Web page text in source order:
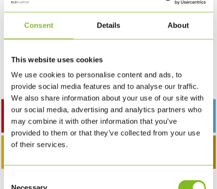
Consent Details About
This website uses cookies
We use cookies to personalise content and ads, to
provide social media features and to analyse our traffic.
We also share information about your use of our site with
our social media, advertising and analytics partners who
may combine it with other information that you’ve
provided to them or that they’ve collected from your use
of their services.
ALLE PRODUKTER
Find produkter der kan inspirere
og
give ny viden til arbejdet med FN’s